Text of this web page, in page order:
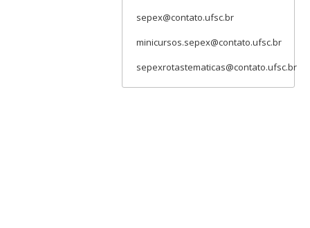
sepex@contato.ufsc.br
minicursos.sepex@contato.ufsc.br
sepexrotastematicas@contato.ufsc.br